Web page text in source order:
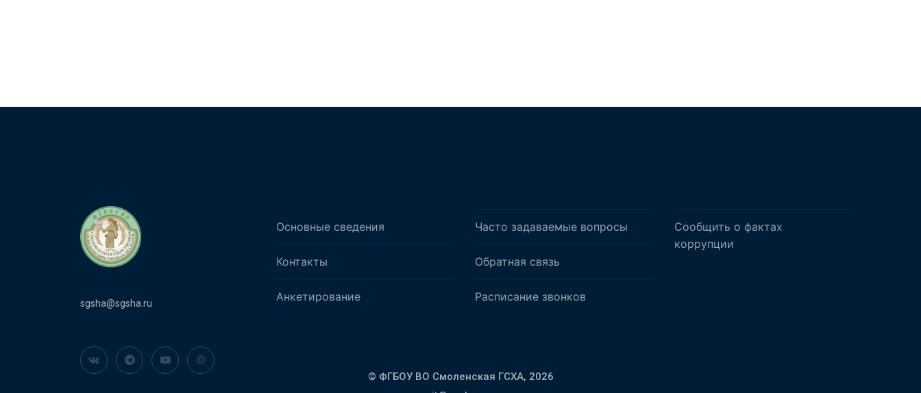
sgsha@sgsha.ru
Основные сведения
Контакты
Анкетирование
Часто задаваемые вопросы
Обратная связь
Расписание звонков
Сообщить о фактах
коррупции
© ФГБОУ ВО Смоленская ГСХА, 2026